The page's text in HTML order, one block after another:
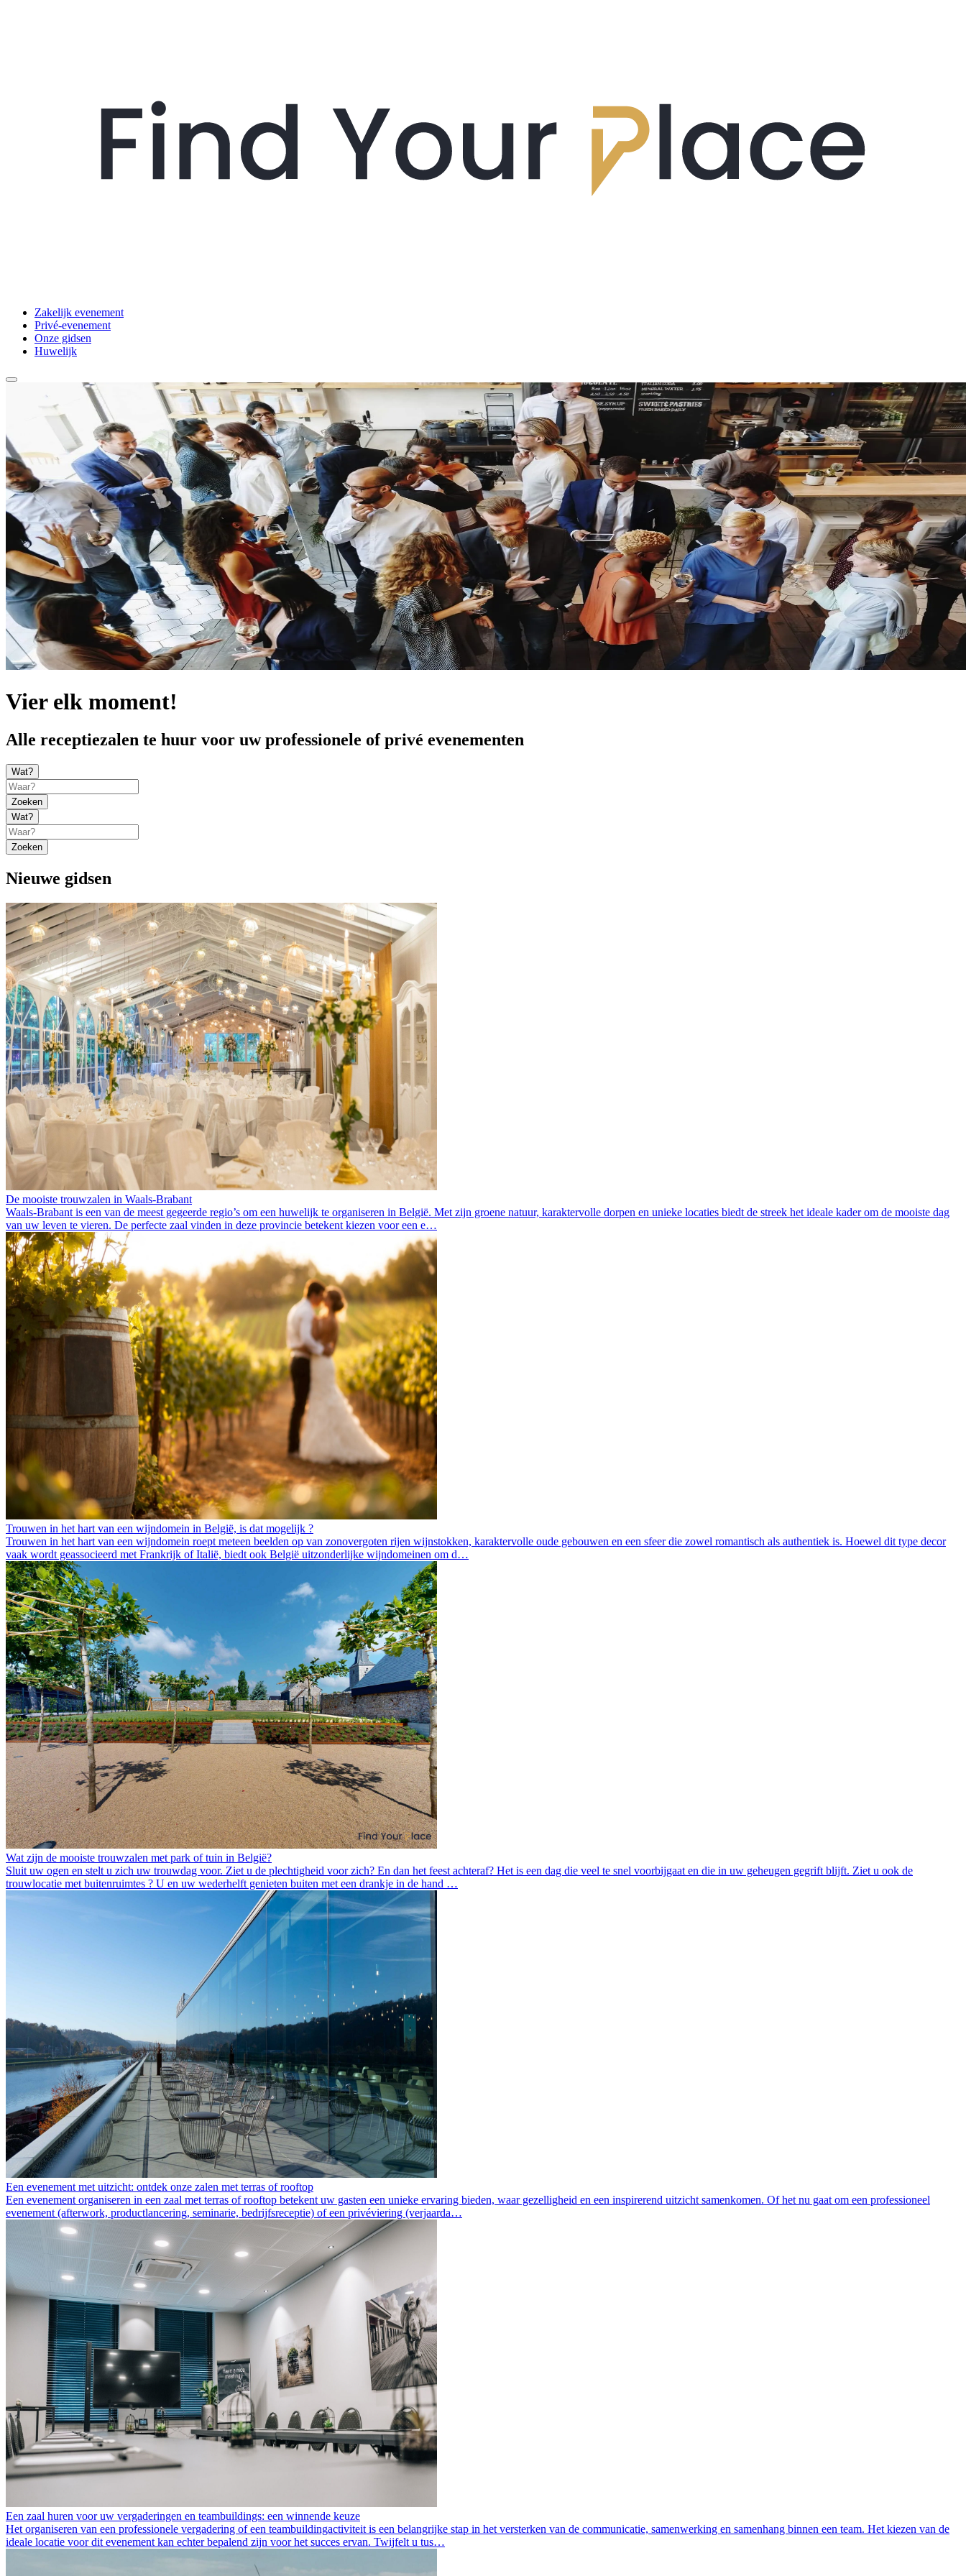
Zakelijk evenement
Privé-evenement
Onze gidsen
Huwelijk
Vier elk moment!
Alle receptiezalen te huur voor uw professionele of privé evenementen
Wat?
Zoeken
Wat?
Zoeken
Nieuwe gidsen
De mooiste trouwzalen in Waals-Brabant
Waals-Brabant is een van de meest gegeerde regio’s om een huwelijk te organiseren in België. Met zijn groene natuur, karaktervolle dorpen en unieke locaties biedt de streek het ideale kader om de mooiste dag
van uw leven te vieren. De perfecte zaal vinden in deze provincie betekent kiezen voor een e…
Trouwen in het hart van een wijndomein in België, is dat mogelijk ?
Trouwen in het hart van een wijndomein roept meteen beelden op van zonovergoten rijen wijnstokken, karaktervolle oude gebouwen en een sfeer die zowel romantisch als authentiek is. Hoewel dit type decor
vaak wordt geassocieerd met Frankrijk of Italië, biedt ook België uitzonderlijke wijndomeinen om d…
Wat zijn de mooiste trouwzalen met park of tuin in België?
Sluit uw ogen en stelt u zich uw trouwdag voor. Ziet u de plechtigheid voor zich? En dan het feest achteraf? Het is een dag die veel te snel voorbijgaat en die in uw geheugen gegrift blijft. Ziet u ook de
trouwlocatie met buitenruimtes ? U en uw wederhelft genieten buiten met een drankje in de hand …
Een evenement met uitzicht: ontdek onze zalen met terras of rooftop
Een evenement organiseren in een zaal met terras of rooftop betekent uw gasten een unieke ervaring bieden, waar gezelligheid en een inspirerend uitzicht samenkomen. Of het nu gaat om een professioneel
evenement (afterwork, productlancering, seminarie, bedrijfsreceptie) of een privéviering (verjaarda…
Een zaal huren voor uw vergaderingen en teambuildings: een winnende keuze
Het organiseren van een professionele vergadering of een teambuildingactiviteit is een belangrijke stap in het versterken van de communicatie, samenwerking en samenhang binnen een team. Het kiezen van de
ideale locatie voor dit evenement kan echter bepalend zijn voor het succes ervan. Twijfelt u tus…